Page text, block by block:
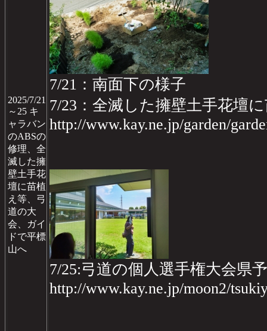
2025/7/21
～25 キ
ャラバン
のABSの
修理、全
滅した擁
壁土手花
壇に苗植
え等、弓
道の大
会、ガイ
ドで平標
山へ
7/21：南面下の様子
7/23：全滅した擁壁土手花壇
http://www.kay.ne.jp/garden/
7/25:弓道の個人選手権大会県
http://www.kay.ne.jp/moon2/